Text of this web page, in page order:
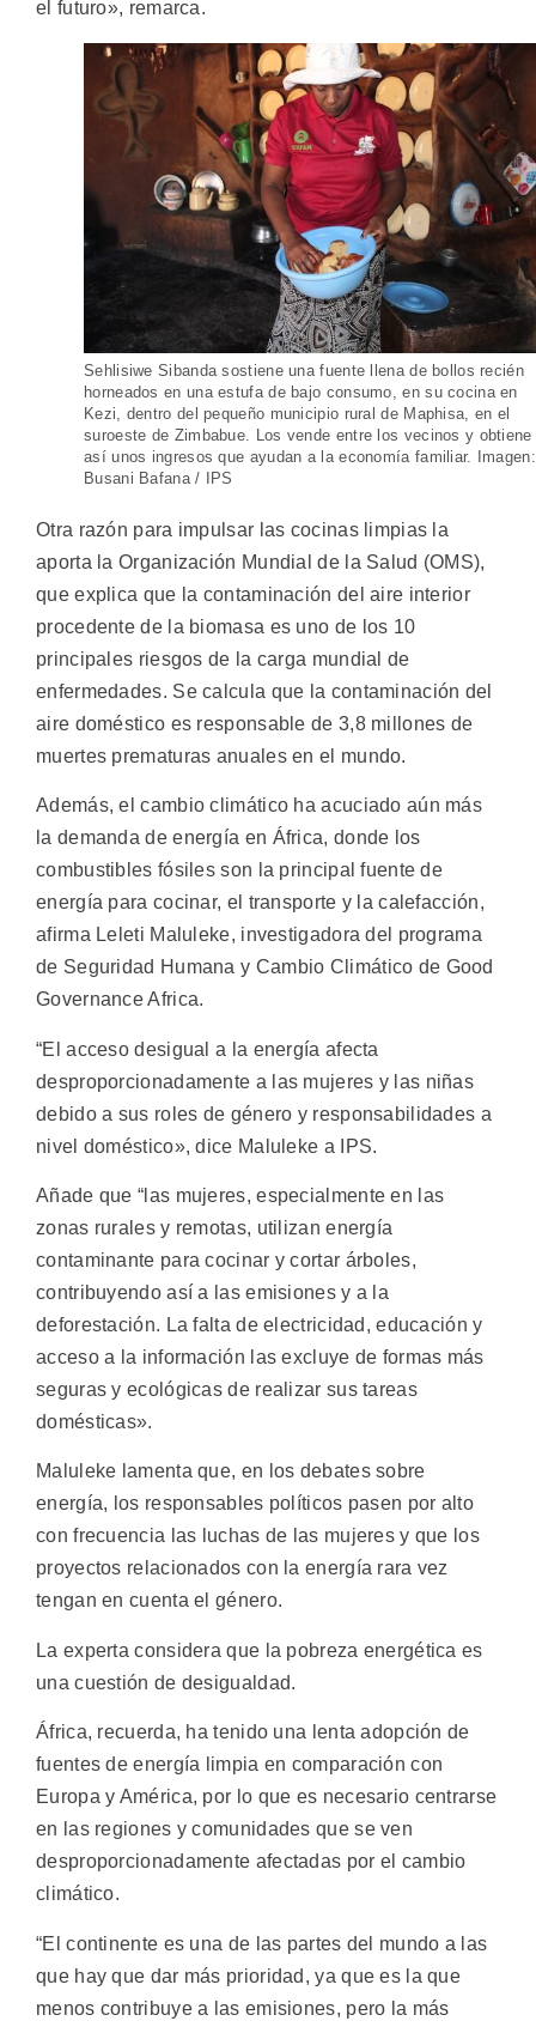
el futuro», remarca.
Sehlisiwe Sibanda sostiene una fuente llena de bollos recién
horneados en una estufa de bajo consumo, en su cocina en
Kezi, dentro del pequeño municipio rural de Maphisa, en el
suroeste de Zimbabue. Los vende entre los vecinos y obtiene
así unos ingresos que ayudan a la economía familiar. Imagen:
Busani Bafana / IPS
Otra razón para impulsar las cocinas limpias la
aporta la Organización Mundial de la Salud (OMS),
que explica que la contaminación del aire interior
procedente de la biomasa es uno de los 10
principales riesgos de la carga mundial de
enfermedades. Se calcula que la contaminación del
aire doméstico es responsable de 3,8 millones de
muertes prematuras anuales en el mundo.
Además, el cambio climático ha acuciado aún más
la demanda de energía en África, donde los
combustibles fósiles son la principal fuente de
energía para cocinar, el transporte y la calefacción,
afirma Leleti Maluleke, investigadora del programa
de Seguridad Humana y Cambio Climático de Good
Governance Africa.
“El acceso desigual a la energía afecta
desproporcionadamente a las mujeres y las niñas
debido a sus roles de género y responsabilidades a
nivel doméstico», dice Maluleke a IPS.
Añade que “las mujeres, especialmente en las
zonas rurales y remotas, utilizan energía
contaminante para cocinar y cortar árboles,
contribuyendo así a las emisiones y a la
deforestación. La falta de electricidad, educación y
acceso a la información las excluye de formas más
seguras y ecológicas de realizar sus tareas
domésticas».
Maluleke lamenta que, en los debates sobre
energía, los responsables políticos pasen por alto
con frecuencia las luchas de las mujeres y que los
proyectos relacionados con la energía rara vez
tengan en cuenta el género.
La experta considera que la pobreza energética es
una cuestión de desigualdad.
África, recuerda, ha tenido una lenta adopción de
fuentes de energía limpia en comparación con
Europa y América, por lo que es necesario centrarse
en las regiones y comunidades que se ven
desproporcionadamente afectadas por el cambio
climático.
“El continente es una de las partes del mundo a las
que hay que dar más prioridad, ya que es la que
menos contribuye a las emisiones, pero la más